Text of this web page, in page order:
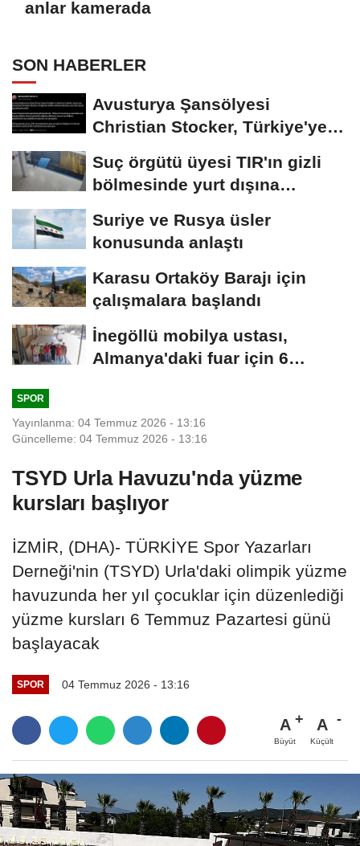
anlar kamerada
SON HABERLER
Avusturya Şansölyesi
Christian Stocker, Türkiye'ye
Suç örgütü üyesi TIR'ın gizli
bölmesinde yurt dışına
Suriye ve Rusya üsler
konusunda anlaştı
Karasu Ortaköy Barajı için
çalışmalara başlandı
İnegöllü mobilya ustası,
Almanya'daki fuar için 6
SPOR
Yayınlanma: 04 Temmuz 2026 - 13:16
Güncelleme: 04 Temmuz 2026 - 13:16
TSYD Urla Havuzu'nda yüzme
kursları başlıyor
İZMİR, (DHA)- TÜRKİYE Spor Yazarları
Derneği'nin (TSYD) Urla'daki olimpik yüzme
havuzunda her yıl çocuklar için düzenlediği
yüzme kursları 6 Temmuz Pazartesi günü
başlayacak
SPOR 04 Temmuz 2026 - 13:16
A
Büyüt
A
Küçült